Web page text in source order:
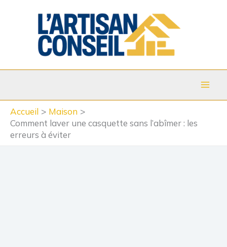
Accueil
Maison
Comment laver une casquette sans l’abîmer : les
erreurs à éviter